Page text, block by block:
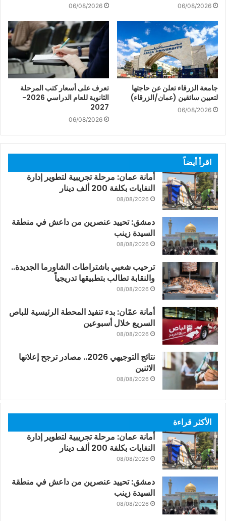
06/08/2026
06/08/2026
جامعة الزرقاء تعلن عن حاجتها
لتعيين سائقين (عمان/الزرقاء)
06/08/2026
تعرف على أسعار كتب المرحلة
الثانوية للعام الدراسي 2026-
2027
06/08/2026
اقرأ أيضاً
أمانة عمان: مرحلة تجريبية لتطوير إدارة
النفايات بكلفة 200 ألف دينار
08/08/2026
دمشق: تحييد عنصرين من داعش في منطقة
السيدة زينب
08/08/2026
ترحيب شعبي باشتراطات الشاورما الجديدة..
والنقابة تطالب بتطبيقها تدريجياً
08/08/2026
أمانة عمّان: بدء تنفيذ المحطة الرئيسية للباص
السريع خلال أسبوعين
08/08/2026
نتائج التوجيهي 2026.. مصادر ترجح إعلانها
الاثنين
08/08/2026
الأكثر قراءة
أمانة عمان: مرحلة تجريبية لتطوير إدارة
النفايات بكلفة 200 ألف دينار
08/08/2026
دمشق: تحييد عنصرين من داعش في منطقة
السيدة زينب
08/08/2026